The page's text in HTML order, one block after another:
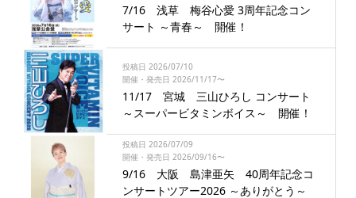
7/16 浅草 梅谷心愛 3周年記念コン
サート ～青春～ 開催！
投稿日 2026/07/10
開催・発売日 2026/11/17〜
11/17 宮城 三山ひろし コンサート
～スーパービタミンボイス～ 開催！
投稿日 2026/07/09
開催・発売日 2026/09/16〜
9/16 大阪 島津亜矢 40周年記念コ
ンサートツアー2026 ～ありがとう～